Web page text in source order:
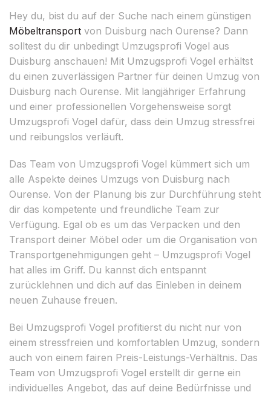
Hey du, bist du auf der Suche nach einem günstigen
Möbeltransport von Duisburg nach Ourense? Dann
solltest du dir unbedingt Umzugsprofi Vogel aus
Duisburg anschauen! Mit Umzugsprofi Vogel erhältst
du einen zuverlässigen Partner für deinen Umzug von
Duisburg nach Ourense. Mit langjähriger Erfahrung
und einer professionellen Vorgehensweise sorgt
Umzugsprofi Vogel dafür, dass dein Umzug stressfrei
und reibungslos verläuft.
Das Team von Umzugsprofi Vogel kümmert sich um
alle Aspekte deines Umzugs von Duisburg nach
Ourense. Von der Planung bis zur Durchführung steht
dir das kompetente und freundliche Team zur
Verfügung. Egal ob es um das Verpacken und den
Transport deiner Möbel oder um die Organisation von
Transportgenehmigungen geht – Umzugsprofi Vogel
hat alles im Griff. Du kannst dich entspannt
zurücklehnen und dich auf das Einleben in deinem
neuen Zuhause freuen.
Bei Umzugsprofi Vogel profitierst du nicht nur von
einem stressfreien und komfortablen Umzug, sondern
auch von einem fairen Preis-Leistungs-Verhältnis. Das
Team von Umzugsprofi Vogel erstellt dir gerne ein
individuelles Angebot, das auf deine Bedürfnisse und